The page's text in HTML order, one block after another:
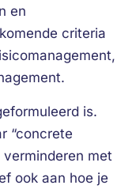
en
criteria
is.
“concrete
met
ook aan hoe je